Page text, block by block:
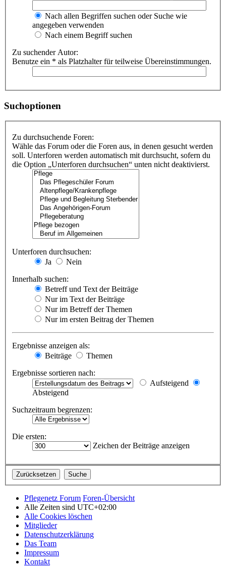
Nach allen Begriffen suchen oder Suche wie
angegeben verwenden
Nach einem Begriff suchen
Zu suchender Autor:
Benutze ein * als Platzhalter für teilweise Übereinstimmungen.
Suchoptionen
Zu durchsuchende Foren:
Wähle das Forum oder die Foren aus, in denen gesucht werden
soll. Unterforen werden automatisch mit durchsucht, sofern du
die Option „Unterforen durchsuchen“ unten nicht deaktivierst.
Unterforen durchsuchen:
Ja
Nein
Innerhalb suchen:
Betreff und Text der Beiträge
Nur im Text der Beiträge
Nur im Betreff der Themen
Nur im ersten Beitrag der Themen
Ergebnisse anzeigen als:
Beiträge
Themen
Ergebnisse sortieren nach:
Aufsteigend
Absteigend
Suchzeitraum begrenzen:
Die ersten:
Zeichen der Beiträge anzeigen
Pflegenetz Forum Foren-Übersicht
Alle Zeiten sind UTC+02:00
Alle Cookies löschen
Mitglieder
Datenschutzerklärung
Das Team
Impressum
Kontakt